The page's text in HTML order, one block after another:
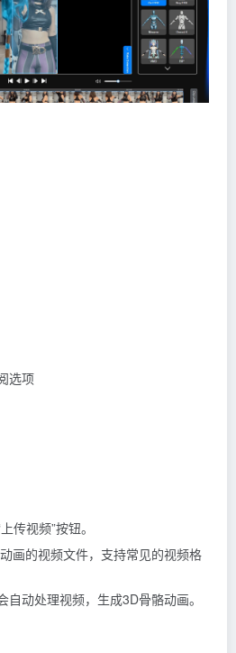
选项
传视频”按钮。
画的视频文件，支持常见的视频格
自动处理视频，生成3D骨骼动画。